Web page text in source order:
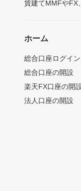
貨建てMMFやFX
ホーム
総合口座ログイン
総合口座の開設
楽天FX口座の開
法人口座の開設